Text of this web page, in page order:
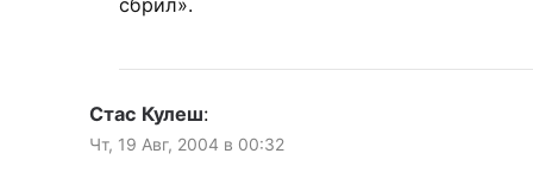
сбрил».
Стас Кулеш:
Чт, 19 Авг, 2004 в 00:32